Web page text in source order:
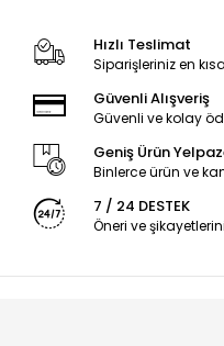
Hızlı Teslimat
Siparişleriniz en
Güvenli Alışveriş
Güvenli ve kolay
Geniş Ürün
Binlerce ürün ve
7 / 24 DESTEK
Öneri ve